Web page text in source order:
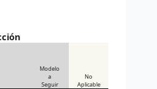
Modelo
a
Seguir
No
Aplicable